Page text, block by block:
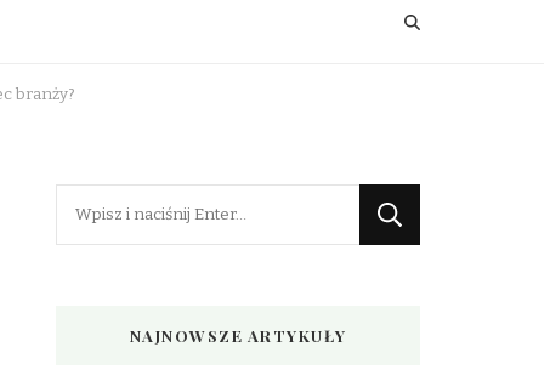
branży?
NAJNOWSZE ARTYKUŁY